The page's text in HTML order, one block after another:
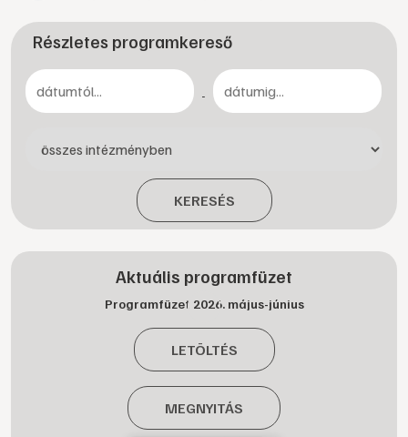
Részletes programkereső
-
KERESÉS
Aktuális programfüzet
Programfüzet 2026. május-június
LETÖLTÉS
MEGNYITÁS